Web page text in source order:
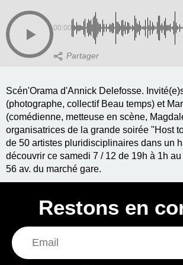
00:00
Scén'Orama d'Annick Delefosse.
(photographe, collectif Beau temps) et
(comédienne, metteuse en scène,
organisatrices de la grande soirée "Host
de 50 artistes pluridisciplinaires dans un
découvrir ce samedi 7 / 12 de 19h à 1h
56 av. du marché gare.
Restons en